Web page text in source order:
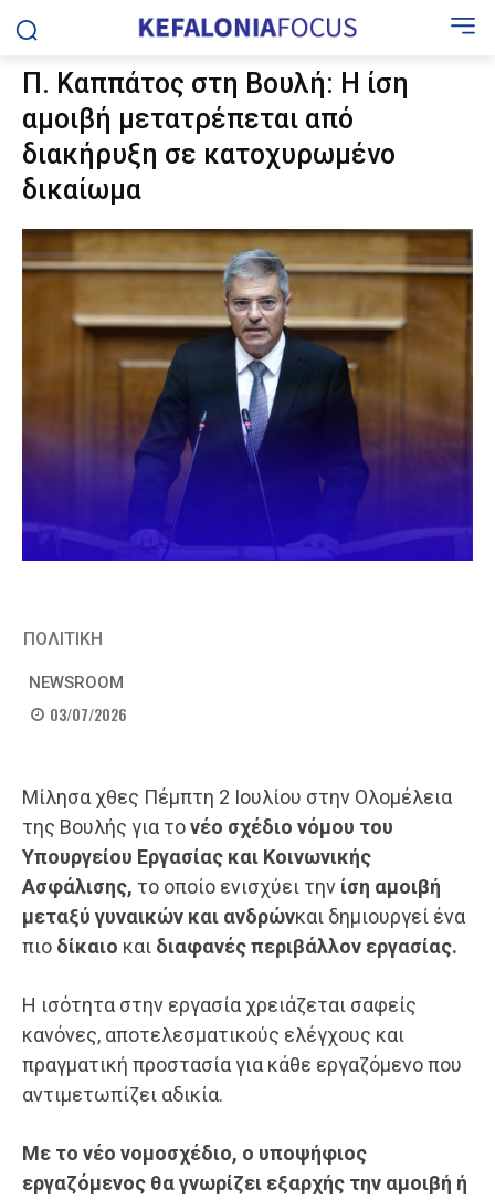
Π. Καππάτος στη Βουλή: Η ίση
αμοιβή μετατρέπεται από
διακήρυξη σε κατοχυρωμένο
δικαίωμα
ΠΟΛΙΤΙΚΗ
NEWSROOM
03/07/2026
Μίλησα χθες Πέμπτη 2 Ιουλίου στην Ολομέλεια
της Βουλής για τονέο σχέδιο νόμου του
Υπουργείου Εργασίας και Κοινωνικής
Ασφάλισης, το οποίο ενισχύει την ίση αμοιβή
μεταξύ γυναικών και ανδρώνκαι δημιουργεί ένα
πιο δίκαιο και διαφανές περιβάλλον εργασίας.
Η ισότητα στην εργασία χρειάζεται σαφείς
κανόνες, αποτελεσματικούς ελέγχους και
πραγματική προστασία για κάθε εργαζόμενο που
αντιμετωπίζει αδικία.
Με το νέο νομοσχέδιο, ο υποψήφιος
εργαζόμενος θα γνωρίζει εξαρχής την αμοιβή ή